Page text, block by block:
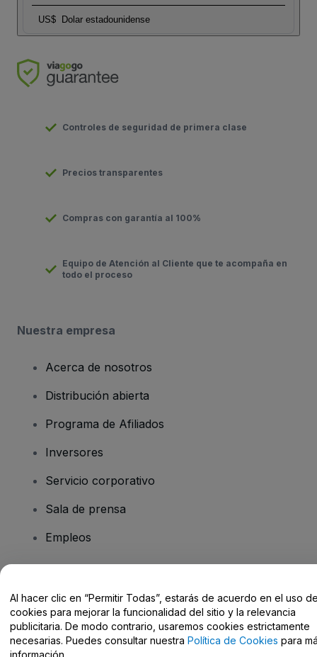
US$ Dolar estadounidense
Controles de seguridad de primera clase
Precios transparentes
Compras con garantía al 100%
Equipo de Atención al Cliente que te acompaña en
todo el proceso
Nuestra empresa
Acerca de nosotros
Distribución abierta
Programa de Afiliados
Inversores
Servicio corporativo
Sala de prensa
Empleos
Centro de Ayuda / Contacto
Al hacer clic en “Permitir Todas”, estarás de acuerdo en el uso
cookies para mejorar la funcionalidad del sitio y la relevancia
publicitaria. De modo contrario, usaremos cookies estrictamente
necesarias. Puedes consultar nuestra Política de Cookies para
información.